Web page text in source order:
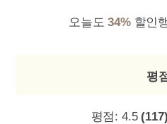
오늘도34%할인
평
평점: 4.5 (117)